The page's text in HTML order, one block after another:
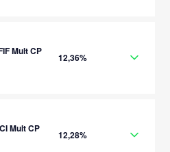
Mult CP
12,36%
Mult CP
12,28%